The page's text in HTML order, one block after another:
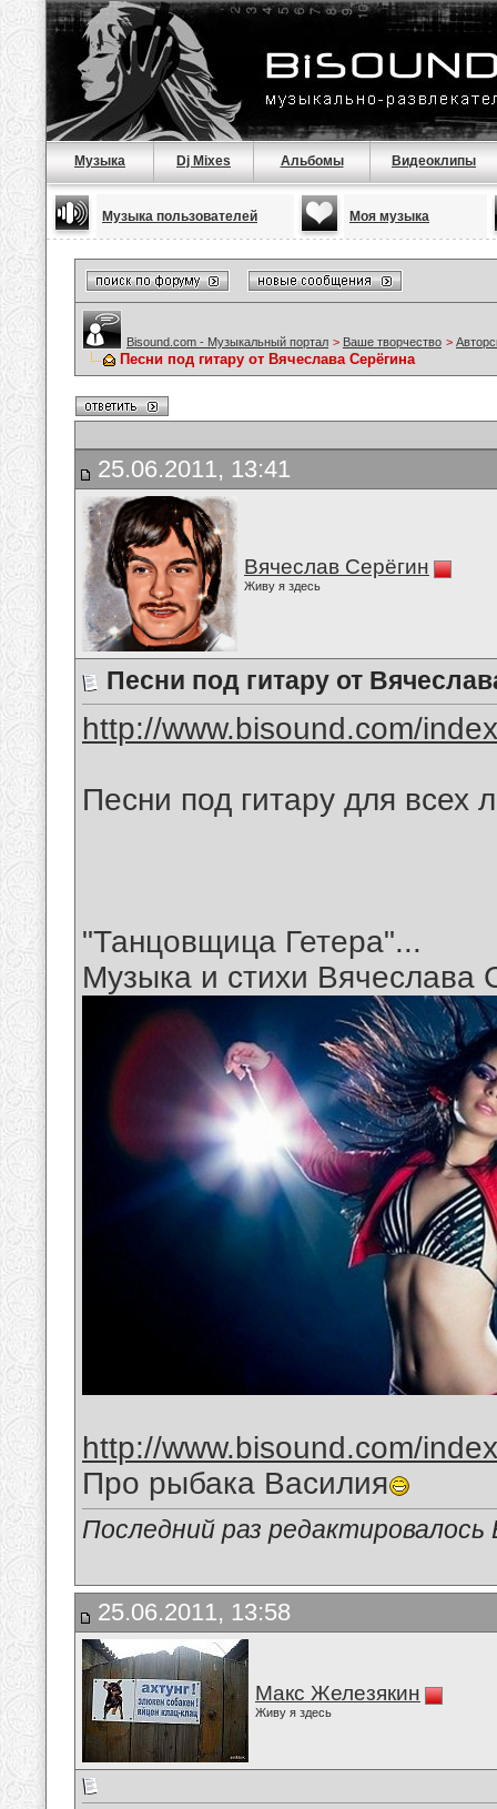
Музыка Dj Mixes Альбомы Видеоклипы
Музыка пользователей Моя музыка
Bisound.com - Музыкальный портал > Ваше творчество >
Песни под гитару от Вячеслава Серёгина
25.06.2011, 13:41
Вячеслав Серёгин
Живу я здесь
Песни под гитару от
http://www.bisound.com/
Песни под гитару для всех
"Танцовщица Гетера"...
Музыка и стихи Вячеслава
http://www.bisound.com/
Про рыбака Василия
Последний раз
25.06.2011, 13:58
Макс Железякин
Живу я здесь